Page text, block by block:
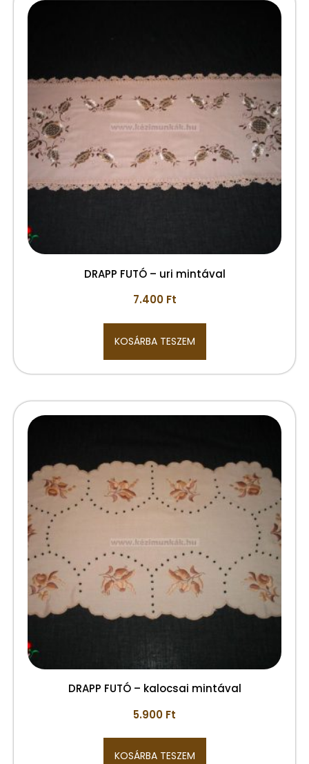
DRAPP FUTÓ – uri mintával
7.400 Ft
KOSÁRBA TESZEM
DRAPP FUTÓ – kalocsai mintával
5.900 Ft
KOSÁRBA TESZEM